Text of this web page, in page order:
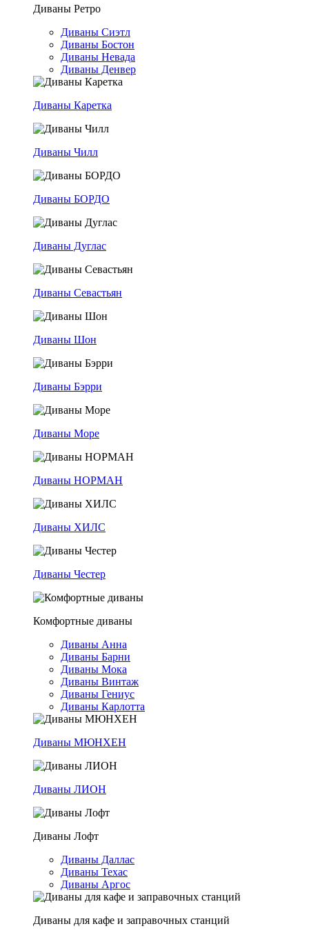
Диваны Ретро
Диваны Сиэтл
Диваны Бостон
Диваны Невада
Диваны Денвер
Диваны Каретка
Диваны Чилл
Диваны БОРДО
Диваны Дуглас
Диваны Севастьян
Диваны Шон
Диваны Бэрри
Диваны Море
Диваны НОРМАН
Диваны ХИЛС
Диваны Честер
Комфортные диваны
Диваны Анна
Диваны Барни
Диваны Мока
Диваны Винтаж
Диваны Гениус
Диваны Карлотта
Диваны МЮНХЕН
Диваны ЛИОН
Диваны Лофт
Диваны Даллас
Диваны Техас
Диваны Аргос
Диваны для кафе и заправочных станций